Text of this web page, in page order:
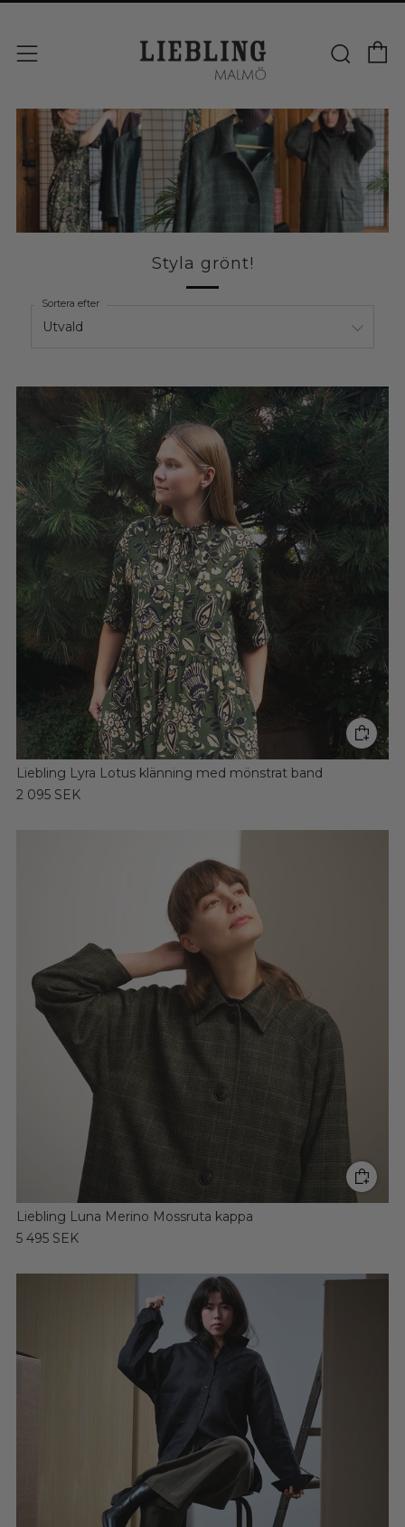
Sök
Styla grönt!
Sortera efter
Liebling Lyra Lotus klänning med mönstrat band
2 095 SEK
Liebling Luna Merino Mossruta kappa
5 495 SEK